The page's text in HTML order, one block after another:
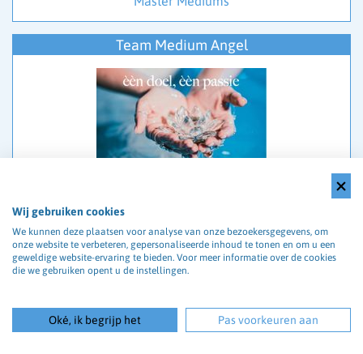
Team Medium Angel
Heb jij een passie voor spiritualiteit en wil je anderen
helpen met jouw gave?
Sluit je aan bij ons team vanmediums en paragnosten
en werk flexibel vanuit huis.
Nieuwsbrief
Wij gebruiken cookies
We kunnen deze plaatsen voor analyse van onze bezoekersgegevens, om
onze website te verbeteren, gepersonaliseerde inhoud te tonen en om u een
geweldige website-ervaring te bieden. Voor meer informatie over de cookies
die we gebruiken opent u de instellingen.
Oké, ik begrijp het Pas voorkeuren aan